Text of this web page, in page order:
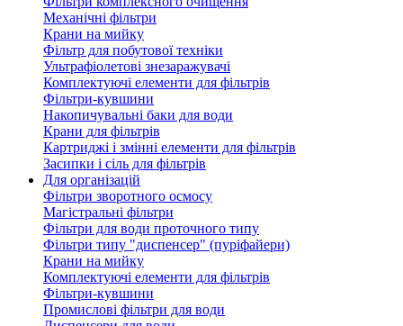
Механічні фільтри
Крани на мийку
Фільтр для побутової техніки
Ультрафіолетові знезаражувачі
Комплектуючі елементи для фільтрів
Фільтри-кувшини
Накопичувальні баки для води
Крани для фільтрів
Картриджі і змінні елементи для фільтрів
Засипки і сіль для фільтрів
Для організацій
Фільтри зворотного осмосу
Магістральні фільтри
Фільтри для води проточного типу
Фільтри типу "диспенсер" (пуріфайери)
Крани на мийку
Комплектуючі елементи для фільтрів
Фільтри-кувшини
Промислові фільтри для води